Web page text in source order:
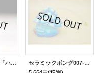
セラミックボング「ハイ・セラミック・ラスタ」
セラミックボング007-キノコ・青